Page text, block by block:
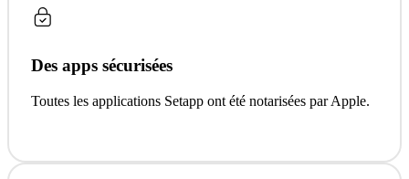
Des apps sécurisées
Toutes les applications Setapp ont été notarisées par Apple.